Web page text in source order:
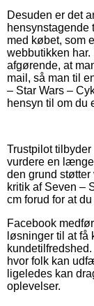
Desuden er det
med købet, som
webbutikken
afgørende, at
mail, så man til
– Star Wars –
hensyn til om du
Trustpilot
vurdere en
den grund
kritik af Seven –
cm forud for at
Facebook
løsninger til at
hvor folk kan
ligeledes kan
oplevelser.